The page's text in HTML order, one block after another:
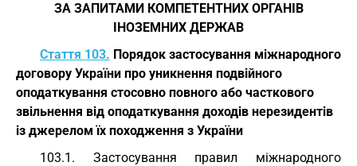
ЗА ЗАПИТАМИ КОМПЕТЕНТНИХ ОРГАНІВ
ІНОЗЕМНИХ ДЕРЖАВ
Стаття 103. Порядок застосування міжнародного
договору України про уникнення подвійного
оподаткування стосовно повного або часткового
звільнення від оподаткування доходів нерезидентів
із джерелом їх походження з України
103.1. Застосування правил міжнародного